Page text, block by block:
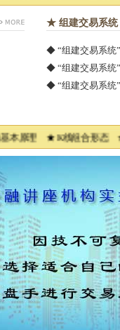
3 4
★ 组建交易系统
◆“组建交易系统
◆“组建交易系统
◆“组建交易系统
★ K线组合形态